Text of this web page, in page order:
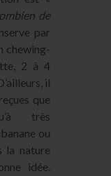
de
par
chewing-
2 à 4
il
que
très
ou
la nature
idée.